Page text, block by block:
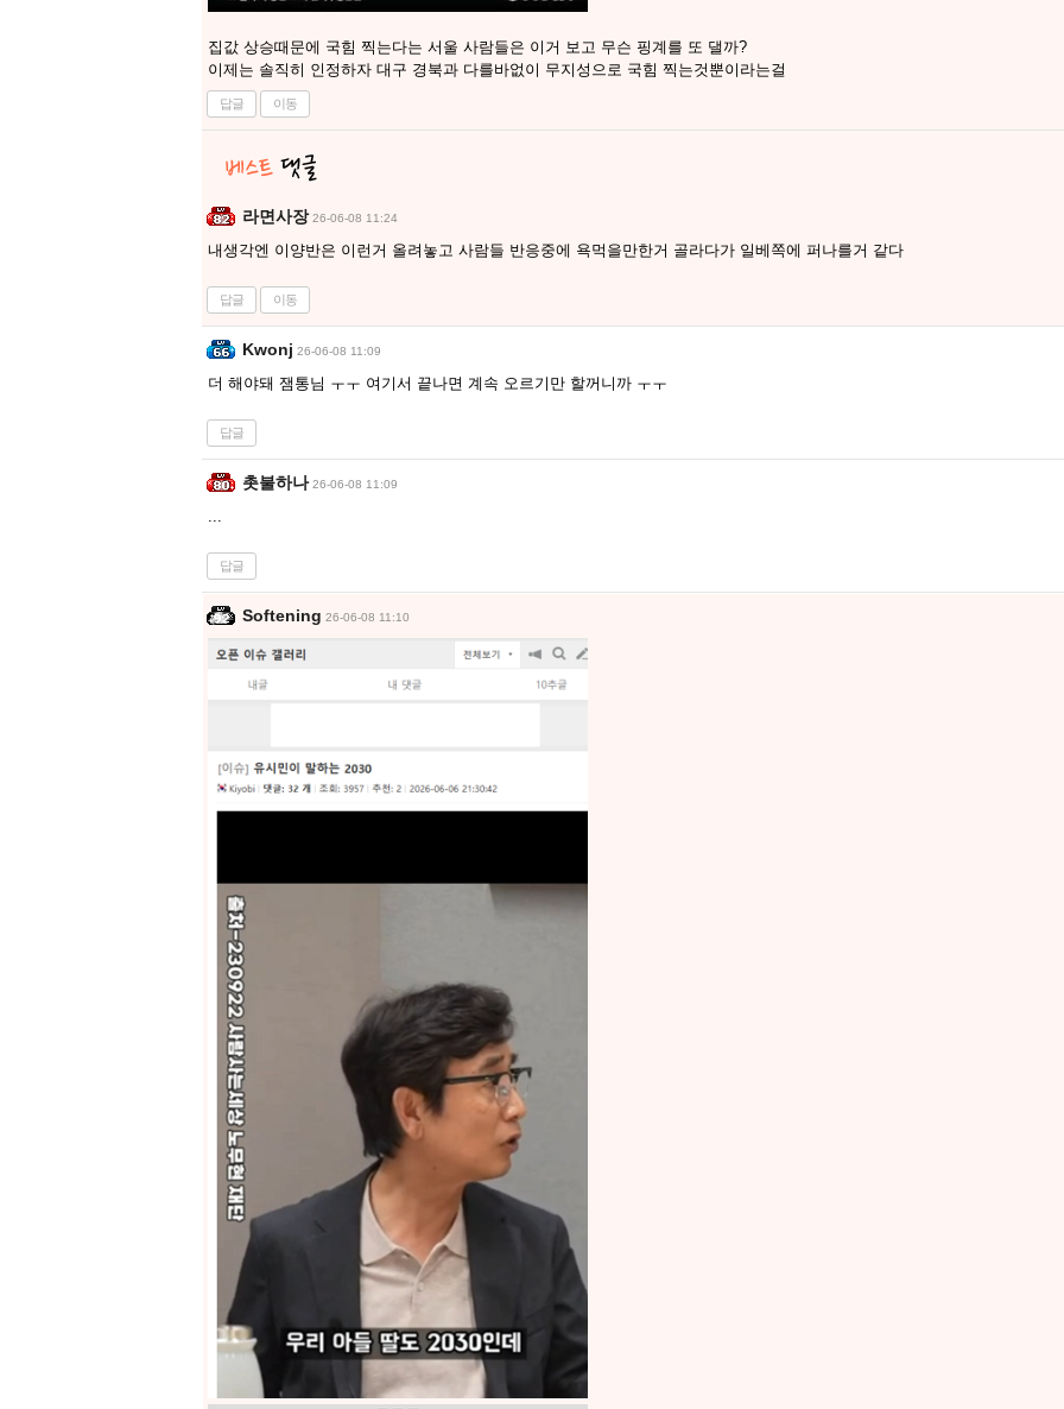
집값 상승때문에 국힘 찍는다는 서울 사람들은 이거 보고 무슨 핑계를 또 댈까?
이제는 솔직히 인정하자 대구 경북과 다를바없이 무지성으로 국힘 찍는것뿐이라는걸
답글 이동
라면사장 26-06-08 11:24
내생각엔 이양반은 이런거 올려놓고 사람들 반응중에 욕먹을만한거 골라다가 일베쪽에 퍼나를거 같다
답글 이동
Kwonj 26-06-08 11:09
더 해야돼 잼통님 ㅜㅜ 여기서 끝나면 계속 오르기만 할꺼니까 ㅜㅜ
답글
촛불하나 26-06-08 11:09
...
답글
Softening 26-06-08 11:10